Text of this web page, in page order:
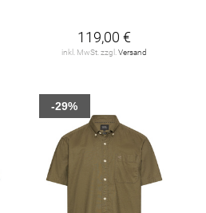
119,00 €
inkl. MwSt. zzgl. Versand
-29%